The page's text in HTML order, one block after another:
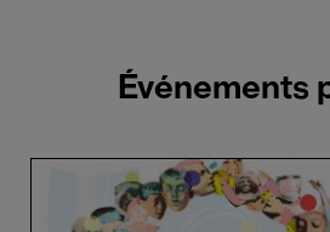
Événements